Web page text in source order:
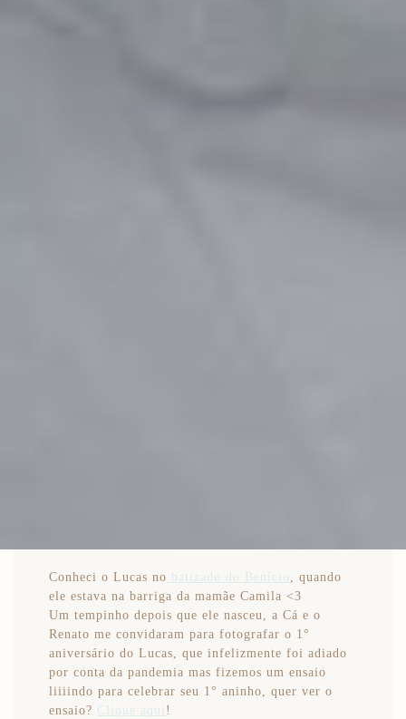
Conheci o Lucas no batizado do Benício, quando
ele estava na barriga da mamãe Camila <3
Um tempinho depois que ele nasceu, a Cá e o
Renato me convidaram para fotografar o 1°
aniversário do Lucas, que infelizmente foi adiado
por conta da pandemia mas fizemos um ensaio
liiiindo para celebrar seu 1° aninho, quer ver o
ensaio? Clique aqui !